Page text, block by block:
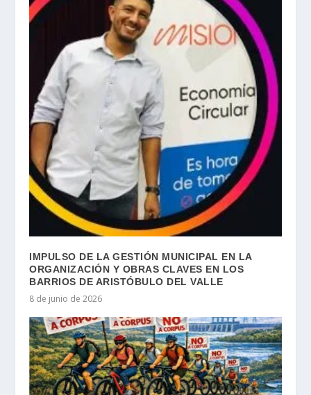
IMPULSO DE LA GESTIÓN MUNICIPAL EN LA
ORGANIZACIÓN Y OBRAS CLAVES EN LOS
BARRIOS DE ARISTÓBULO DEL VALLE
8 de junio de 2026